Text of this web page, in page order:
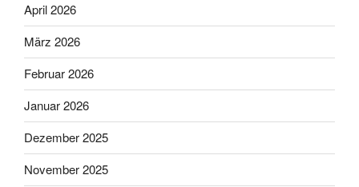
April 2026
März 2026
Februar 2026
Januar 2026
Dezember 2025
November 2025